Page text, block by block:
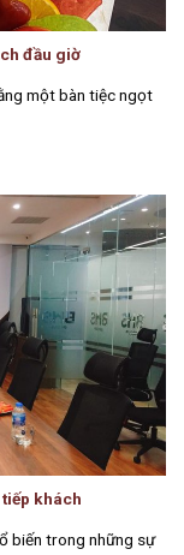
đầu giờ
một bàn tiệc ngọt
khách
biến trong những sự